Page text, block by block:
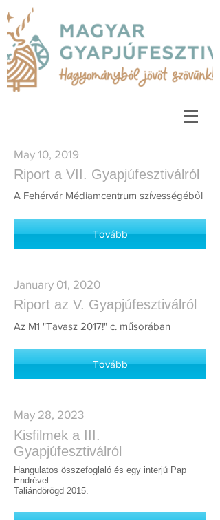
May 10, 2019
Riport a VII. Gyapjúfesztiválról
A Fehérvár Médiamcentrum szívességéből
Tovább
January 01, 2020
Riport az V. Gyapjúfesztiválról
Az M1 "Tavasz 2017!" c. műsorában
Tovább
May 28, 2023
Kisfilmek a III.
Gyapjúfesztiválról
Hangulatos összefoglaló és egy interjú Pap
Endrével
Taliándörögd 2015.